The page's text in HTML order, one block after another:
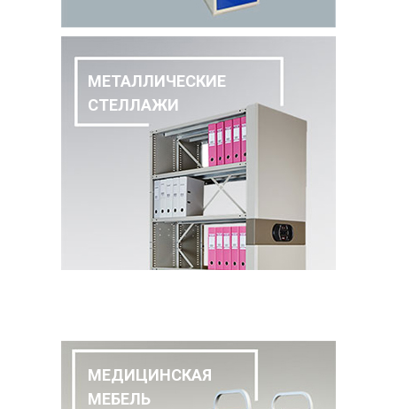
МЕТАЛЛИЧЕСКИЕ
СТЕЛЛАЖИ
МЕДИЦИНСКАЯ
МЕБЕЛЬ